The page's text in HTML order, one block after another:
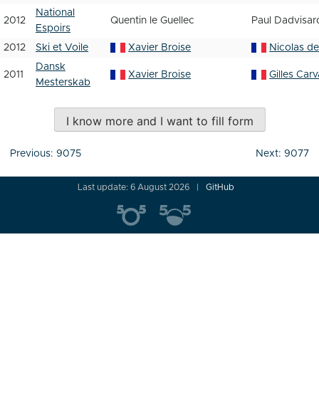
2012
National
Espoirs
Quentin le Guellec Paul
2012 Ski et Voile Xavier Broise Nicolas
2011
Dansk
Mesterskab
Xavier Broise Gilles
I know more and I want to fill form
Post
Previous: 9075 Next: 9077
Last update: 6 August 2026 GitHub